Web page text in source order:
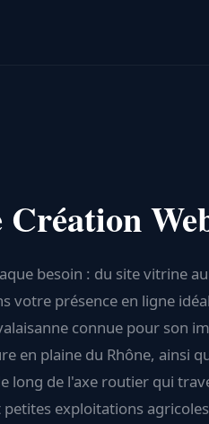
Création
besoin : du site vitrine
votre présence en ligne
connue pour son
en plaine du Rhône, ainsi
long de l'axe routier qui
exploitations